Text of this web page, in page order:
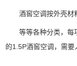
酒窖空调按外壳材
等等各种分类，每项
的1.5P酒窖空调，需要